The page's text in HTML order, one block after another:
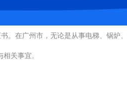
。在广州市，无论是从事电梯、锅炉
关事宜。